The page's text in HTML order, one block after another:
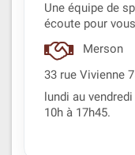
Une équipe de
écoute pour
Merson
33 rue Vivienne
lundi au
10h à 17h45.